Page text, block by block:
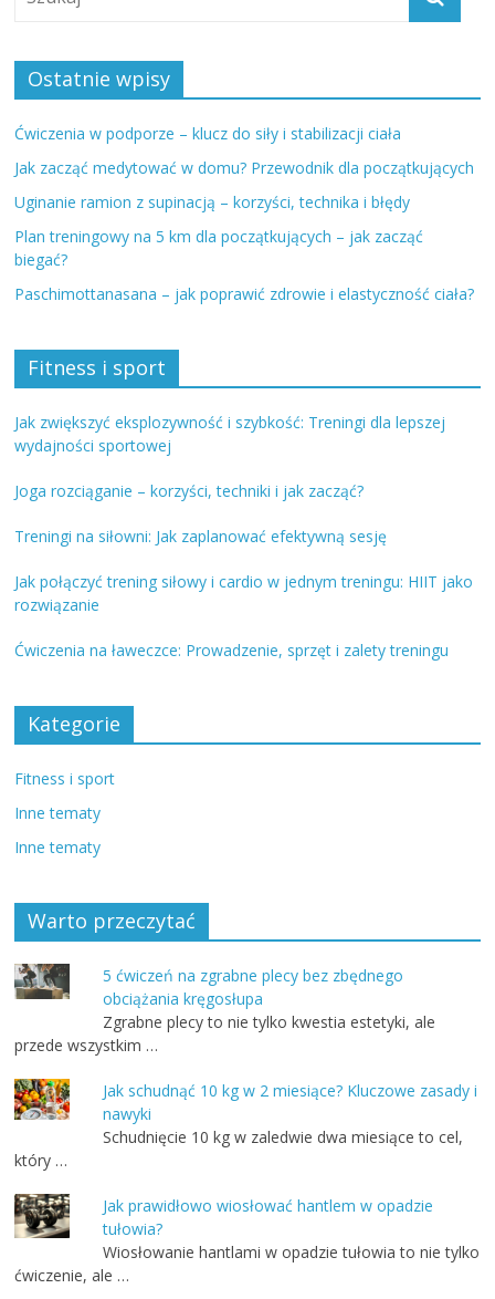
Ostatnie wpisy
Ćwiczenia w podporze – klucz do siły i stabilizacji ciała
Jak zacząć medytować w domu? Przewodnik dla początkujących
Uginanie ramion z supinacją – korzyści, technika i błędy
Plan treningowy na 5 km dla początkujących – jak zacząć
biegać?
Paschimottanasana – jak poprawić zdrowie i elastyczność ciała?
Fitness i sport
Jak zwiększyć eksplozywność i szybkość: Treningi dla lepszej
wydajności sportowej
Joga rozciąganie – korzyści, techniki i jak zacząć?
Treningi na siłowni: Jak zaplanować efektywną sesję
Jak połączyć trening siłowy i cardio w jednym treningu: HIIT jako
rozwiązanie
Ćwiczenia na ławeczce: Prowadzenie, sprzęt i zalety treningu
Kategorie
Fitness i sport
Inne tematy
Inne tematy
Warto przeczytać
5 ćwiczeń na zgrabne plecy bez zbędnego
obciążania kręgosłupa
Zgrabne plecy to nie tylko kwestia estetyki, ale
przede wszystkim …
Jak schudnąć 10 kg w 2 miesiące? Kluczowe zasady i
nawyki
Schudnięcie 10 kg w zaledwie dwa miesiące to cel,
który …
Jak prawidłowo wiosłować hantlem w opadzie
tułowia?
Wiosłowanie hantlami w opadzie tułowia to nie tylko
ćwiczenie, ale …